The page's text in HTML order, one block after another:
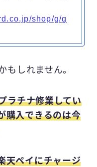
shop/g/g
もしれません。
ラチナ修業してい
購入できるのは今
天ペイにチャージ